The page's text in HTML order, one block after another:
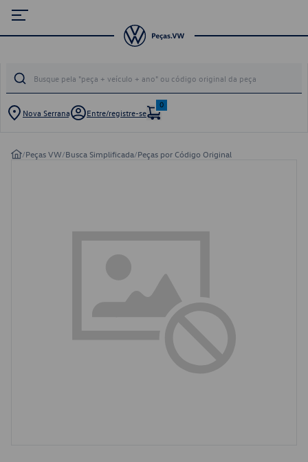
Nova Serrana Entre/registre-se
0
/Peças VW/Busca Simplificada/Peças por Código Original